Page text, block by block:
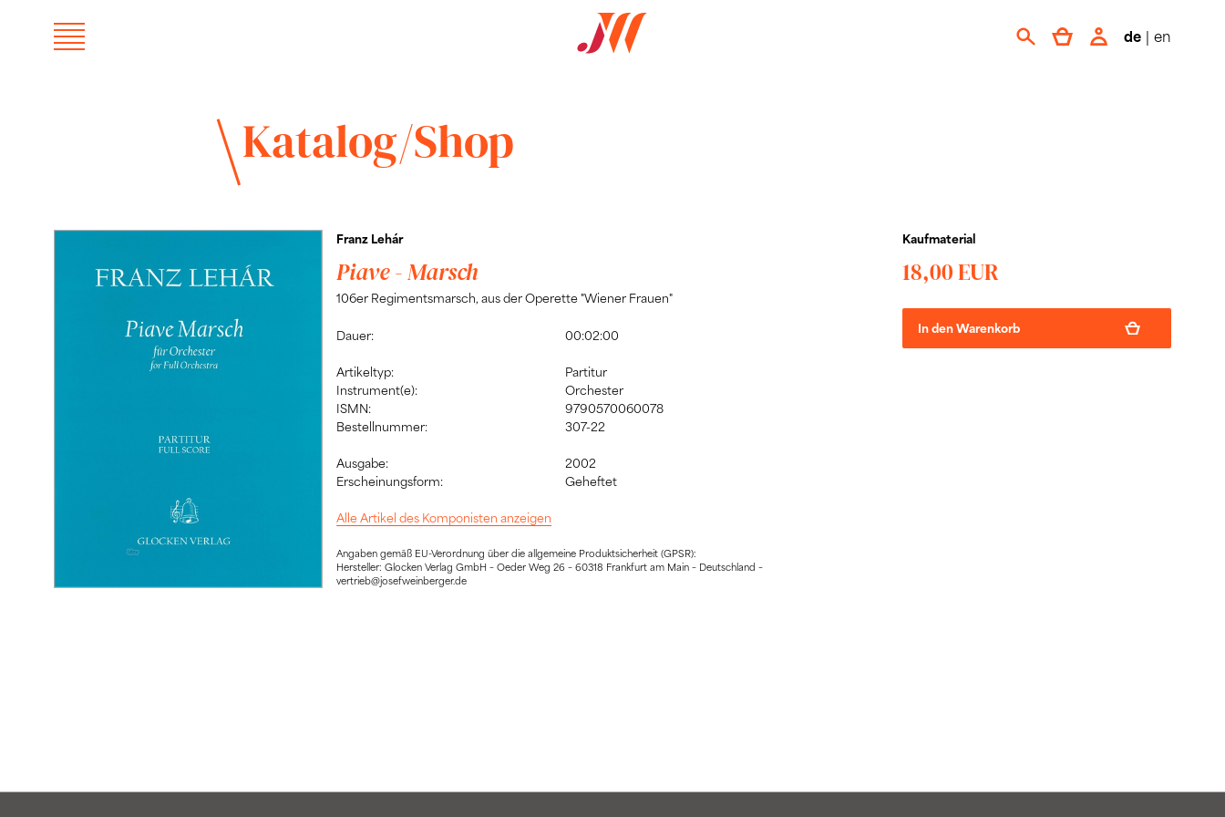
de | en
Katalog/Shop
Franz Lehár
Piave - Marsch
106er Regimentsmarsch, aus der Operette "Wiener Frauen"
Dauer: 00:02:00
Artikeltyp:
Partitur
Instrument(e):
Orchester
ISMN:
9790570060078
Bestellnummer:
307-22
Ausgabe:
2002
Erscheinungsform:
Geheftet
Alle Artikel des Komponisten anzeigen
Angaben gemäß EU-Verordnung über die allgemeine Produktsicherheit (GPSR):
Hersteller: Glocken Verlag GmbH – Oeder Weg 26 – 60318 Frankfurt am Main – Deutschland –
vertrieb@josefweinberger.de
Kaufmaterial
18,00 EUR
In den Warenkorb